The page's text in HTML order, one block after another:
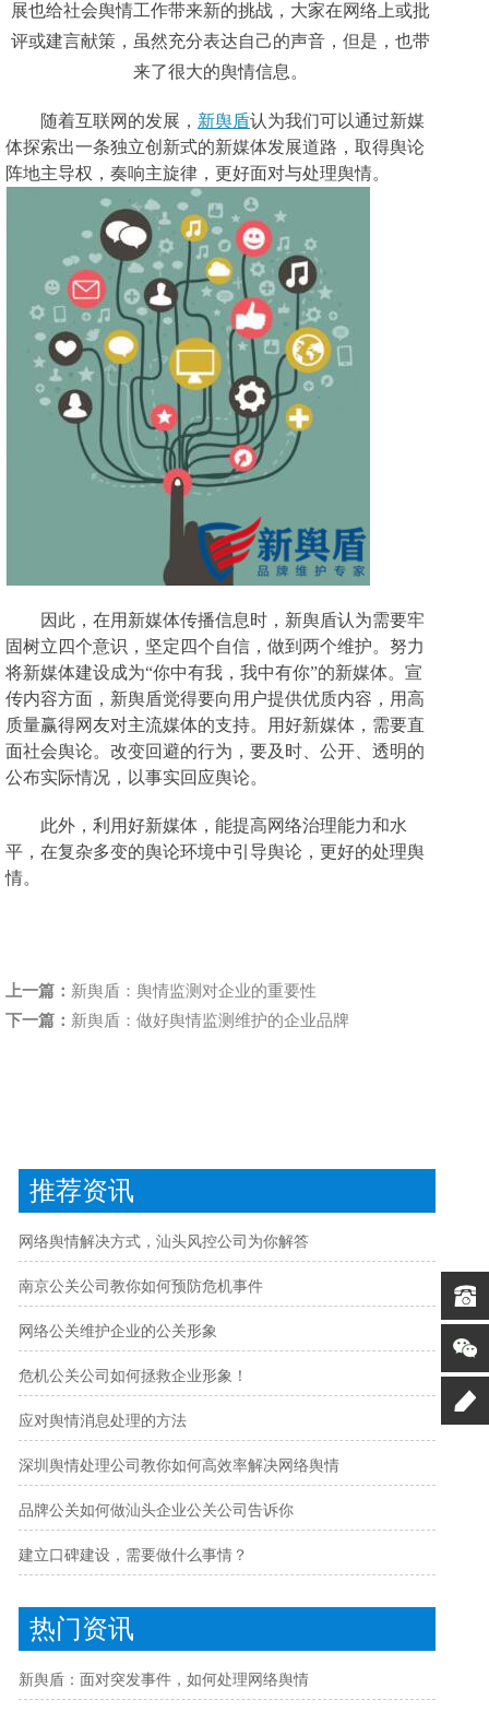
展也给社会舆情工作带来新的挑战，大家在网络上或批
评或建言献策，虽然充分表达自己的声音，但是，也带
来了很大的舆情信息。
随着互联网的发展， 新舆盾认为我们可以通过新媒
体探索出一条独立创新式的新媒体发展道路，取得舆论
阵地主导权，奏响主旋律，更好面对与处理舆情。
因此，在用新媒体传播信息时，新舆盾认为需要牢
固树立四个意识，坚定四个自信，做到两个维护。努力
将新媒体建设成为“你中有我，我中有你”的新媒体。宣
传内容方面，新舆盾觉得要向用户提供优质内容，用高
质量赢得网友对主流媒体的支持。用好新媒体，需要直
面社会舆论。改变回避的行为，要及时、公开、透明的
公布实际情况，以事实回应舆论。
此外，利用好新媒体，能提高网络治理能力和水
平，在复杂多变的舆论环境中引导舆论，更好的处理舆
情。
上一篇： 新舆盾：舆情监测对企业的重要性
下一篇： 新舆盾：做好舆情监测维护的企业品牌
推荐资讯
网络舆情解决方式，汕头风控公司为你解答
南京公关公司教你如何预防危机事件
网络公关维护企业的公关形象
危机公关公司如何拯救企业形象！
应对舆情消息处理的方法
深圳舆情处理公司教你如何高效率解决网络舆情
品牌公关如何做汕头企业公关公司告诉你
建立口碑建设，需要做什么事情？
热门资讯
新舆盾：面对突发事件，如何处理网络舆情